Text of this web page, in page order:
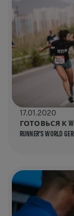
17.01.2020
ГОТОВЬСЯ К
RUNNER’S WORLD